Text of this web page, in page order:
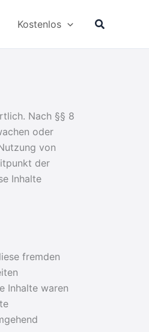
Kostenlos Suchen
Nach §§ 8
oder
von
der
Inhalte
fremden
Inhalte waren